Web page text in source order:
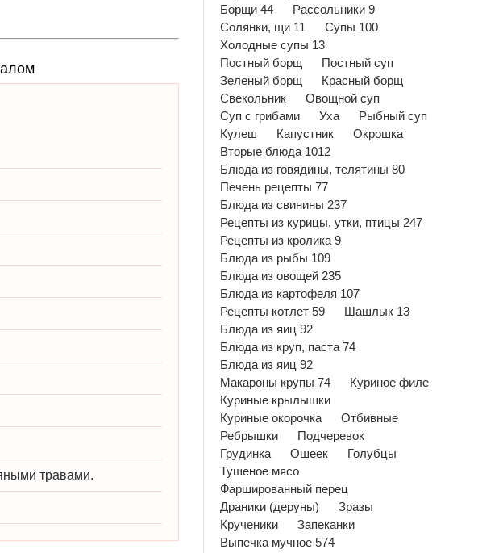
травами.
Борщи 44
Рассольники 9
Солянки, щи 11
Супы 100
Холодные супы 13
Постный борщ
Постный суп
Зеленый борщ
Красный борщ
Свекольник
Овощной суп
Суп с грибами
Уха
Рыбный суп
Кулеш
Капустник
Окрошка
Вторые блюда 1012
Блюда из говядины, телятины 80
Печень рецепты 77
Блюда из свинины 237
Рецепты из курицы, утки, птицы 247
Рецепты из кролика 9
Блюда из рыбы 109
Блюда из овощей 235
Блюда из картофеля 107
Рецепты котлет 59
Шашлык 13
Блюда из яиц 92
Блюда из круп, паста 74
Блюда из яиц 92
Макароны крупы 74
Куриное филе
Куриные крылышки
Куриные окорочка
Отбивные
Ребрышки
Подчеревок
Грудинка
Ошеек
Голубцы
Тушеное мясо
Фаршированный перец
Драники (деруны)
Зразы
Крученики
Запеканки
Выпечка мучное 574